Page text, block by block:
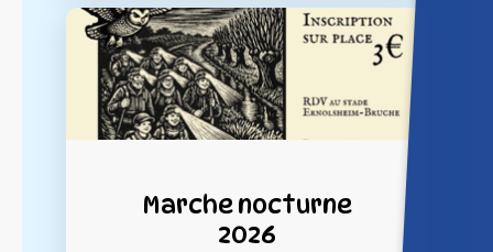
Marche nocturne
2026